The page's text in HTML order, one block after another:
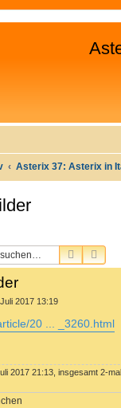
Asterix 37: Asterix in
SUCHE
2017 13:19
20 ... _3260.html
2017 21:13, insgesamt 2-